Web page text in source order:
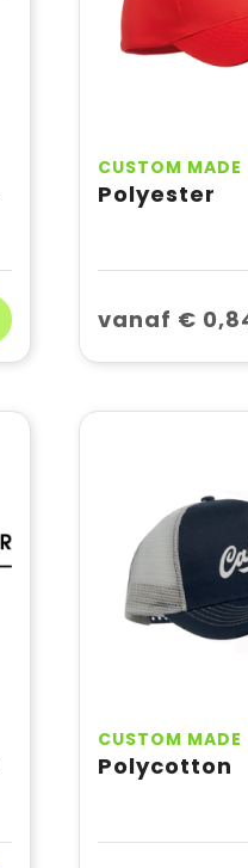
CUSTOM MADE
Polyester
vanaf €
CUSTOM MADE
Polycotton